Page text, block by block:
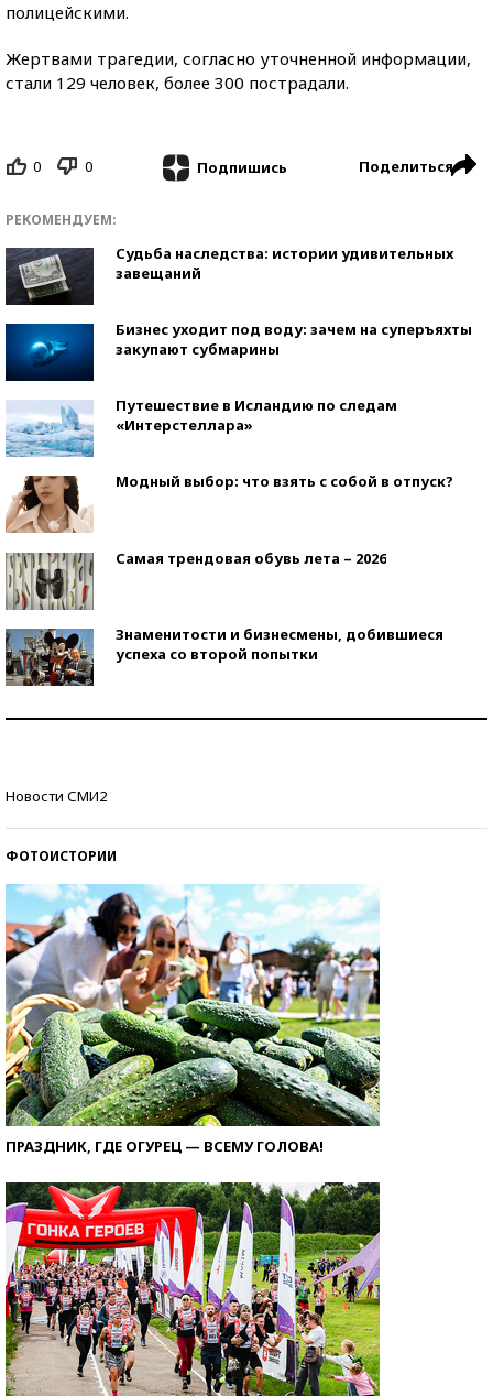
полицейскими.
Жертвами трагедии, согласно уточненной информации,
стали 129 человек, более 300 пострадали.
0 0 Подпишись Поделиться
РЕКОМЕНДУЕМ:
Судьба наследства: истории удивительных
завещаний
Бизнес уходит под воду: зачем на суперъяхты
закупают субмарины
Путешествие в Исландию по следам
«Интерстеллара»
Модный выбор: что взять с собой в отпуск?
Самая трендовая обувь лета – 2026
Знаменитости и бизнесмены, добившиеся
успеха со второй попытки
Новости СМИ2
ФОТОИСТОРИИ
ПРАЗДНИК, ГДЕ ОГУРЕЦ — ВСЕМУ ГОЛОВА!